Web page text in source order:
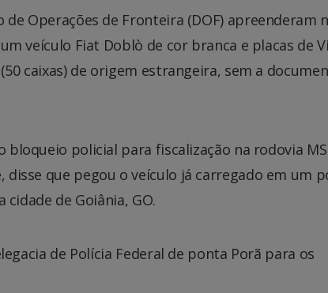
Operações de Fronteira (DOF) apreenderam
veículo Fiat Doblò de cor branca e placas de
caixas) de origem estrangeira, sem a
policial para fiscalização na rodovia MS
que pegou o veículo já carregado em um
de Goiânia, GO.
de Polícia Federal de ponta Porã para os